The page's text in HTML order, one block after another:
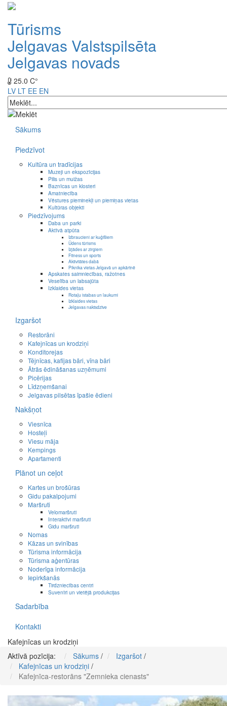
Tūrisms
Jelgavas Valstspilsēta
Jelgavas novads
25.0 C°
LV LT EE EN
Sākums
Piedzīvot
Kultūra un tradīcijas
Muzeji un ekspozīcijas
Pilis un muižas
Baznīcas un klosteri
Amatniecība
Vēstures pieminekļi un piemiņas vietas
Kultūras objekti
Piedzīvojums
Daba un parki
Aktīvā atpūta
Izbraucieni ar kuģīšiem
Ūdens tūrisms
Izjādes ar zirgiem
Fitness un sports
Aktivitātes dabā
Piknika vietas Jelgavā un apkārtnē
Apskates saimniecības, ražotnes
Veselība un labsajūta
Izklaides vietas
Rotaļu istabas un laukumi
Izklaides vietas
Jelgavas naktsdzīve
Izgaršot
Restorāni
Kafejnīcas un krodziņi
Konditorejas
Tējnīcas, kafijas bāri, vīna bāri
Ātrās ēdināšanas uzņēmumi
Picērijas
Līdzņemšanai
Jelgavas pilsētas īpašie ēdieni
Nakšņot
Viesnīca
Hosteļi
Viesu māja
Kempings
Apartamenti
Plānot un ceļot
Kartes un brošūras
Gidu pakalpojumi
Maršruti
Velomaršruti
Interaktīvi maršruti
Gidu maršruti
Nomas
Kāzas un svinības
Tūrisma informācija
Tūrisma aģentūras
Noderīga informācija
Iepirkšanās
Tirdzniecības centri
Suvenīri un vietējā produkcijas
Sadarbība
Kontakti
Kafejnīcas un krodziņi
Aktīvā pozīcija:
Sākums / Izgaršot /
Kafejnīcas un krodziņi /
Kafejnīca-restorāns "Zemnieka cienasts"